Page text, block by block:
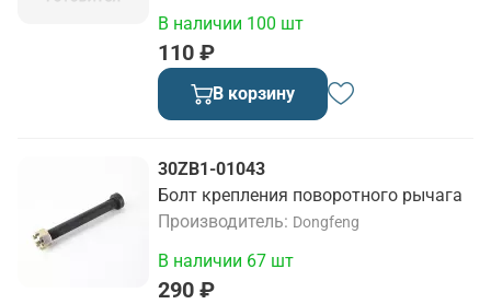
110 ₽
В наличии 100 шт
В корзину
30ZB1-01043
Болт крепления поворотного рычага
Производитель
Dongfeng
290 ₽
В наличии 67 шт